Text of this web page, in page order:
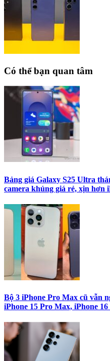
Có thể bạn quan tâm
Bảng giá Galaxy S25 Ultra
camera khủng giá rẻ, xịn hơn
Bộ 3 iPhone Pro Max cũ vẫn
iPhone 15 Pro Max, iPhone